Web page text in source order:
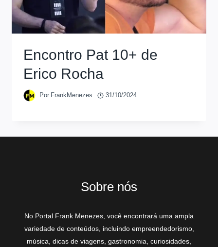
Encontro Pat 10+ de
Erico Rocha
Por FrankMenezes 31/10/2024
Sobre nós
No Portal Frank Menezes, você encontrará uma ampla
variedade de conteúdos, incluindo empreendedorismo,
música, dicas de viagens, gastronomia, curiosidades,